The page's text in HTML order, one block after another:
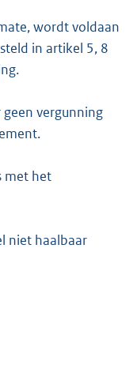
wordt voldaan
in artikel 5, 8
vergunning
met het
niet haalbaar